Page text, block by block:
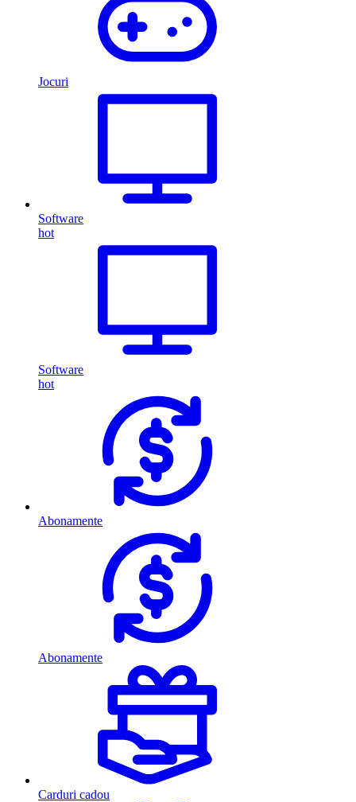
Jocuri
Software
hot
Software
hot
Abonamente
Abonamente
Carduri cadou